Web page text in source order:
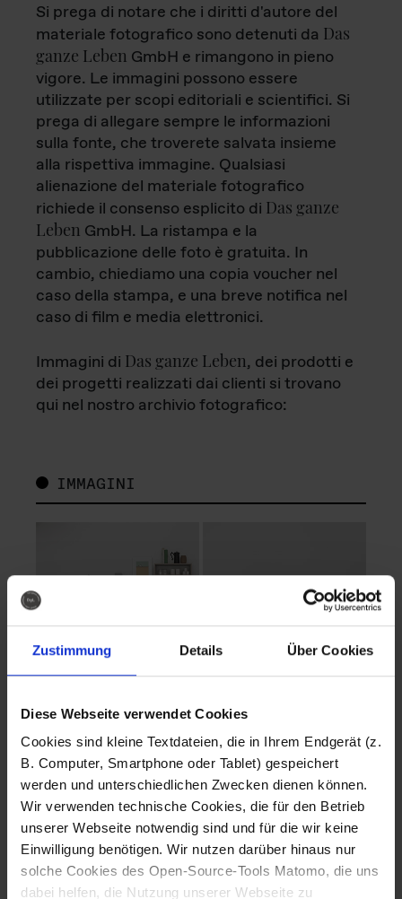
Zustimmung Details Über Cookies
Diese Webseite verwendet Cookies
Cookies sind kleine Textdateien, die in Ihrem Endgerät (z.
B. Computer, Smartphone oder Tablet) gespeichert
werden und unterschiedlichen Zwecken dienen können.
Wir verwenden technische Cookies, die für den Betrieb
unserer Webseite notwendig sind und für die wir keine
Einwilligung benötigen. Wir nutzen darüber hinaus nur
solche Cookies des Open-Source-Tools Matomo, die uns
dabei helfen, die Nutzung unserer Webseite zu
Si prega di notare che i diritti d'autore del
materiale fotografico sono detenuti da Das
ganze Leben GmbH e rimangono in pieno
vigore. Le immagini possono essere
utilizzate per scopi editoriali e scientifici. Si
prega di allegare sempre le informazioni
sulla fonte, che troverete salvata insieme
alla rispettiva immagine. Qualsiasi
alienazione del materiale fotografico
richiede il consenso esplicito di Das ganze
Leben GmbH. La ristampa e la
pubblicazione delle foto è gratuita. In
cambio, chiediamo una copia voucher nel
caso della stampa, e una breve notifica nel
caso di film e media elettronici.
Immagini di Das ganze Leben, dei prodotti e
dei progetti realizzati dai clienti si trovano
qui nel nostro archivio fotografico:
IMMAGINI
Fotografo: Lorenz
Sternbach
Download
Fotografo: Lorenz
Sternbach
Download